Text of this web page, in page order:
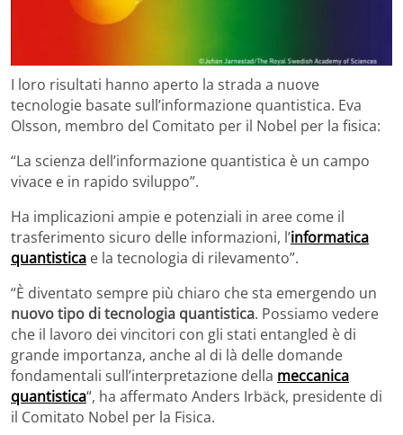
I loro risultati hanno aperto la strada a nuove
tecnologie basate sull’informazione quantistica. Eva
Olsson, membro del Comitato per il Nobel per la fisica:
“La scienza dell’informazione quantistica è un campo
vivace e in rapido sviluppo”.
Ha implicazioni ampie e potenziali in aree come il
trasferimento sicuro delle informazioni, l’informatica
quantistica e la tecnologia di rilevamento”.
“È diventato sempre più chiaro che sta emergendo un
nuovo tipo di tecnologia quantistica. Possiamo vedere
che il lavoro dei vincitori con gli stati entangled è di
grande importanza, anche al di là delle domande
fondamentali sull’interpretazione della meccanica
quantistica“, ha affermato Anders Irbäck, presidente di
il Comitato Nobel per la Fisica.